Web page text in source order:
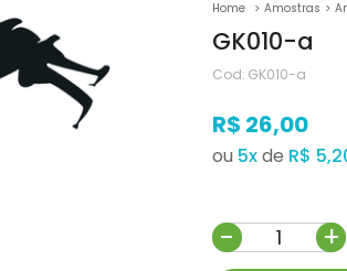
Amostras
GK010-a
Cod: GK010-a
R$ 26,00
ou 5xde R$
- +